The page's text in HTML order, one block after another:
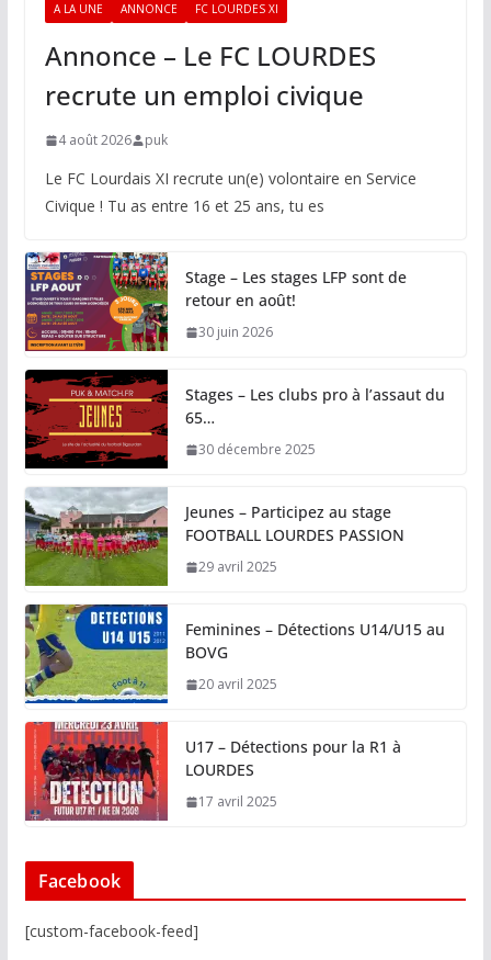
A LA UNE ANNONCE FC LOURDES XI
Annonce – Le FC LOURDES
recrute un emploi civique
4 août 2026 puk
Le FC Lourdais XI recrute un(e) volontaire en Service
Civique ! Tu as entre 16 et 25 ans, tu es
Stage – Les stages LFP sont de
retour en août!
30 juin 2026
Stages – Les clubs pro à l’assaut du
65…
30 décembre 2025
Jeunes – Participez au stage
FOOTBALL LOURDES PASSION
29 avril 2025
Feminines – Détections U14/U15 au
BOVG
20 avril 2025
U17 – Détections pour la R1 à
LOURDES
17 avril 2025
Facebook
[custom-facebook-feed]